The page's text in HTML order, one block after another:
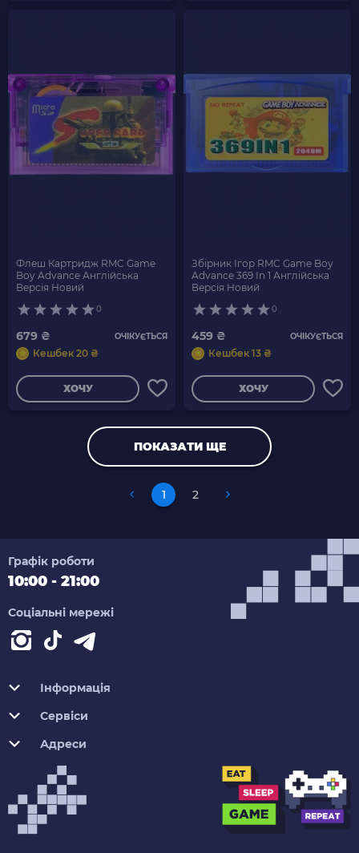
Флеш Картридж RMC Game
Boy Advance Англійська
Версія Новий
0
679 ₴ ОЧІКУЄТЬСЯ
Кешбек 20 ₴
ХОЧУ
Збірник Ігор RMC Game Boy
Advance 369 In 1 Англійська
Версія Новий
0
459 ₴ ОЧІКУЄТЬСЯ
Кешбек 13 ₴
ХОЧУ
ПОКАЗАТИ ЩЕ
1 2
Графік роботи
10:00 - 21:00
Соціальні мережі
Інформація
Сервіси
Адреси